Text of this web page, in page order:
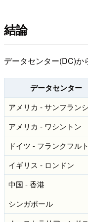
結論
データセンター(DC)
データセンター
アメリカ - サンフラン
アメリカ - ワシントン
ドイツ - フランクフルト
イギリス - ロンドン
中国 - 香港
シンガポール